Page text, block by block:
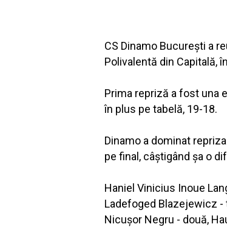
CS Dinamo București a
Polivalentă din Capitală,
Prima repriză a fost una
în plus pe tabelă, 19-18.
Dinamo a dominat
pe final, câștigând șa o
Haniel Vinicius Inoue
Ladefoged Blazejewicz -
Nicușor Negru - două,